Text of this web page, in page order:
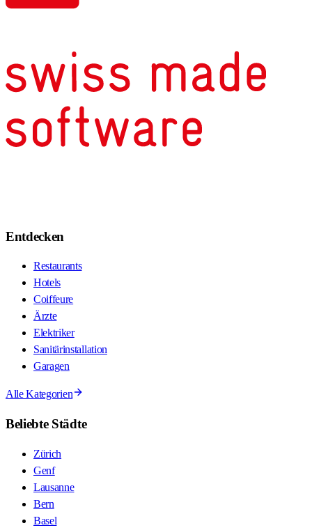
Entdecken
Restaurants
Hotels
Coiffeure
Ärzte
Elektriker
Sanitärinstallation
Garagen
Alle Kategorien
Beliebte Städte
Zürich
Genf
Lausanne
Bern
Basel